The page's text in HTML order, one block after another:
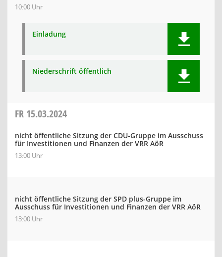
10:00 Uhr
Einladung
Niederschrift öffentlich
FR 15.03.2024
nicht öffentliche Sitzung der CDU-Gruppe im Ausschuss
für Investitionen und Finanzen der VRR AöR
13:00 Uhr
nicht öffentliche Sitzung der SPD plus-Gruppe im
Ausschuss für Investitionen und Finanzen der VRR AöR
13:00 Uhr